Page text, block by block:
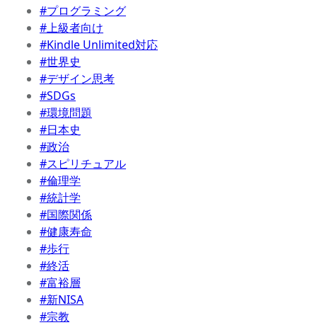
#プログラミング
#上級者向け
#Kindle Unlimited対応
#世界史
#デザイン思考
#SDGs
#環境問題
#日本史
#政治
#スピリチュアル
#倫理学
#統計学
#国際関係
#健康寿命
#歩行
#終活
#富裕層
#新NISA
#宗教